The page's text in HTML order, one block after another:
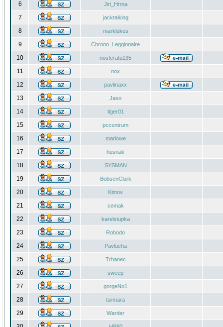
6
Jiri_Hrma
7 jacktalking
8 marklukes
9 Chrono_Leggionaire
10 nosferatu135
11 nox
12 pavlinaxx
13 Jaso
14 tiger01
15 pccentrum
16 marlowe
17 husnak
18 SYSMAN
19 BobsenClark
20 Kimov
21 cemak
22 karelstupka
23 Robodo
24 Pavlucha
25 Trhanec
26 sweep
27 gorgeNo1
28 tarmara
29 Warder